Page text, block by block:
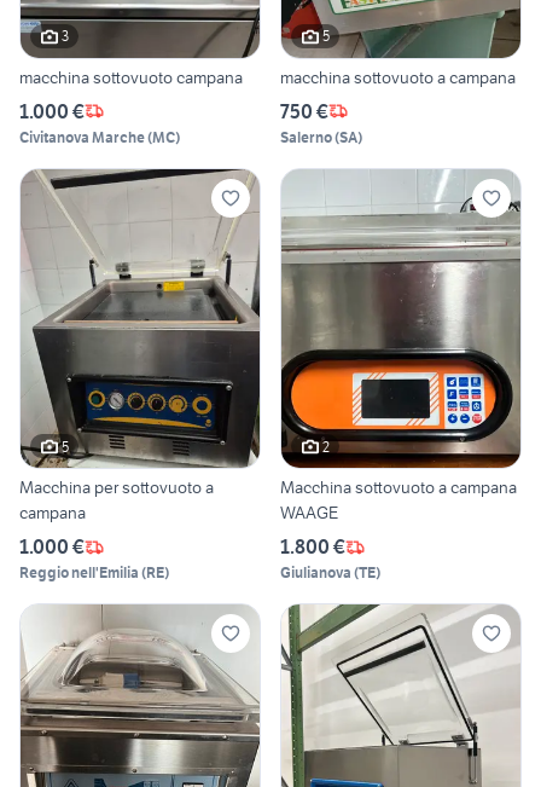
3
macchina sottovuoto campana
1.000 €
Civitanova Marche(MC)
5
macchina sottovuoto a campana
750 €
Salerno(SA)
5
Macchina per sottovuoto a
campana
1.000 €
Reggio nell'Emilia (RE)
2
Macchina sottovuoto a campana
WAAGE
1.800 €
Giulianova (TE)